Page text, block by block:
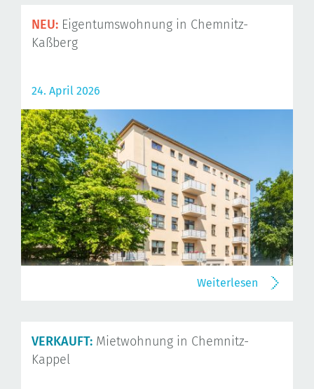
NEU: Eigentumswohnung in Chemnitz-
Kaßberg
24. April 2026
Weiterlesen
VERKAUFT: Mietwohnung in Chemnitz-
Kappel